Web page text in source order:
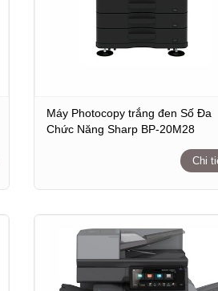
Máy Photocopy trắng đen Số Đa
Chức Năng Sharp BP-20M28
Chi